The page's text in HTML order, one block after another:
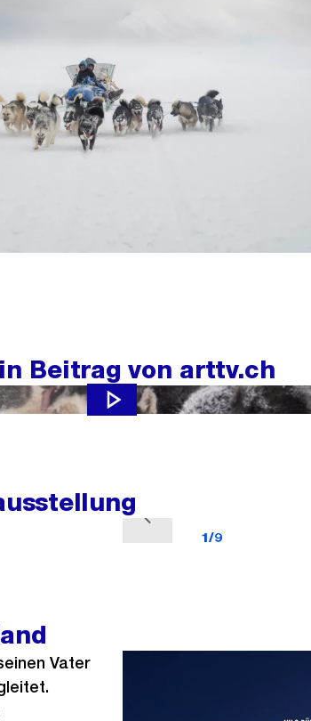
Beitrag von arttv.ch
r
1/9
Vater